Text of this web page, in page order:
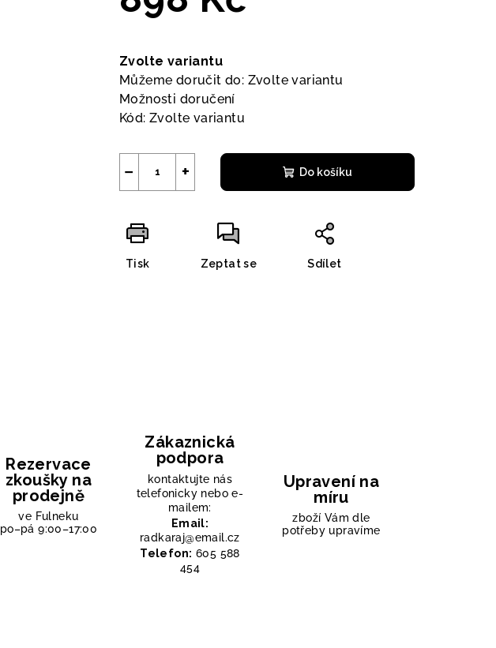
cena:
Zvolte variantu
Můžeme doručit do: Zvolte variantu
Možnosti doručení
Kód: Zvolte variantu
+
− Do košíku
Tisk Zeptat se Sdílet
Rezervace
zkoušky na
prodejně
ve Fulneku
po–pá 9:00–17:00
Zákaznická
podpora
kontaktujte nás
telefonicky nebo e-
mailem:
Email:
radkaraj@email.cz
Telefon: 605 588
454
Upravení na
míru
zboží Vám dle
potřeby upravíme